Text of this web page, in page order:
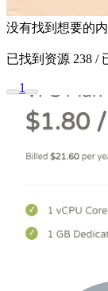
没有找到想要的内
已找到资源 238 /
1